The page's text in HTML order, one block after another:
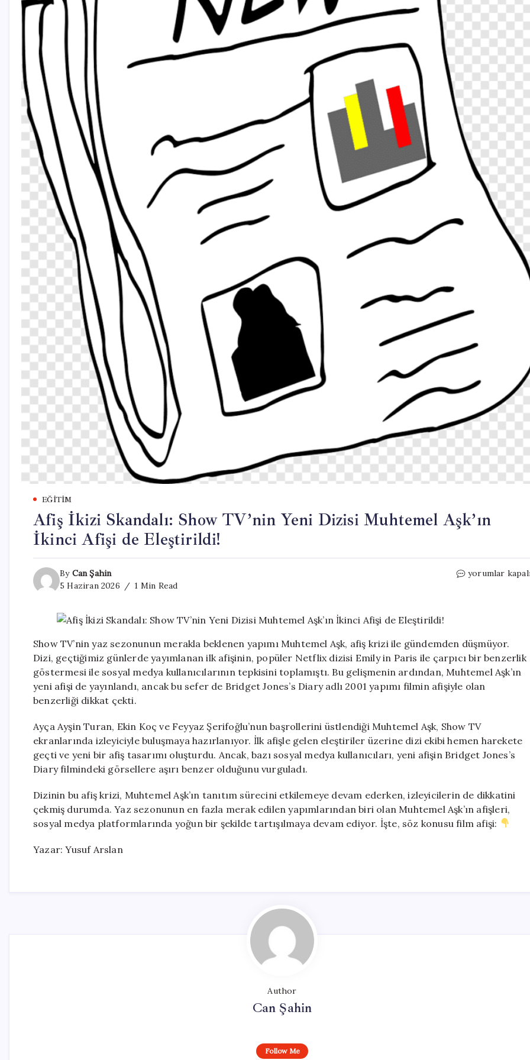
EĞITIM
Afiş İkizi Skandalı: Show TV’nin Yeni Dizisi Muhtemel Aşk’ın
İkinci Afişi de Eleştirildi!
By Can Şahin
5 Haziran 2026
1 Min Read
Afiş
Dizisi
Muhtemel
Aşk’ın
İkinci
Eleştirildi!
yorumlar
Show TV’nin yaz sezonunun merakla beklenen yapımı Muhtemel Aşk, afiş krizi ile gündemden düşmüyor.
Dizi, geçtiğimiz günlerde yayımlanan ilk afişinin, popüler Netflix dizisi Emily in Paris ile çarpıcı bir benzerlik
göstermesi ile sosyal medya kullanıcılarının tepkisini toplamıştı. Bu gelişmenin ardından, Muhtemel Aşk’ın
yeni afişi de yayınlandı, ancak bu sefer de Bridget Jones’s Diary adlı 2001 yapımı filmin afişiyle olan
benzerliği dikkat çekti.
Ayça Ayşin Turan, Ekin Koç ve Feyyaz Şerifoğlu’nun başrollerini üstlendiği Muhtemel Aşk, Show TV
ekranlarında izleyiciyle buluşmaya hazırlanıyor. İlk afişle gelen eleştiriler üzerine dizi ekibi hemen harekete
geçti ve yeni bir afiş tasarımı oluşturdu. Ancak, bazı sosyal medya kullanıcıları, yeni afişin Bridget Jones’s
Diary filmindeki görsellere aşırı benzer olduğunu vurguladı.
Dizinin bu afiş krizi, Muhtemel Aşk’ın tanıtım sürecini etkilemeye devam ederken, izleyicilerin de dikkatini
çekmiş durumda. Yaz sezonunun en fazla merak edilen yapımlarından biri olan Muhtemel Aşk’ın afişleri,
sosyal medya platformlarında yoğun bir şekilde tartışılmaya devam ediyor. İşte, söz konusu film afişi:
Yazar: Yusuf Arslan
Author
Can Şahin
Follow Me